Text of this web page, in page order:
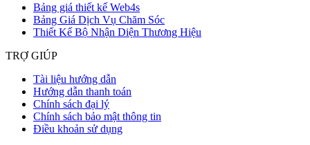
Bảng giá thiết kế Web4s
Bảng Giá Dịch Vụ Chăm Sóc
Thiết Kế Bộ Nhận Diện Thương Hiệu
TRỢ GIÚP
Tài liệu hướng dẫn
Hướng dẫn thanh toán
Chính sách đại lý
Chính sách bảo mật thông tin
Điều khoản sử dụng